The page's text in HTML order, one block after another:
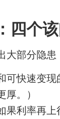
四个
部分隐患
快速变
。）
利率再